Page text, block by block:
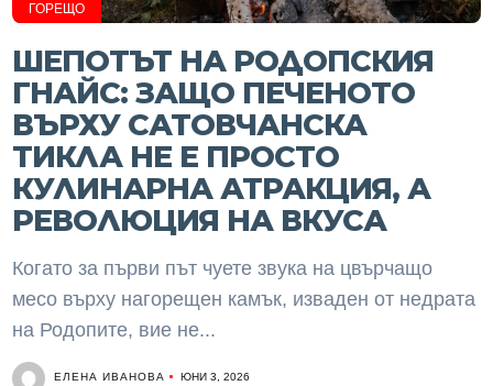
ГОРЕЩО
ШЕПОТЪТ НА РОДОПСКИЯ
ГНАЙС: ЗАЩО ПЕЧЕНОТО
ВЪРХУ САТОВЧАНСКА
ТИКЛА НЕ Е ПРОСТО
КУЛИНАРНА АТРАКЦИЯ, А
РЕВОЛЮЦИЯ НА ВКУСА
Когато за първи път чуете звука на цвърчащо
месо върху нагорещен камък, изваден от недрата
на Родопите, вие не...
ЕЛЕНА ИВАНОВА ЮНИ 3, 2026